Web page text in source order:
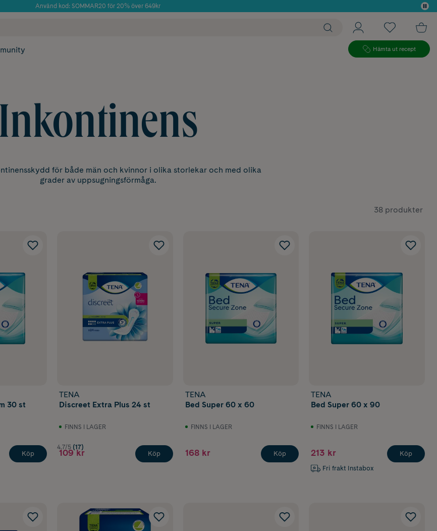
Använd kod: SOMMAR20 för 20% över 649kr
Hämta ut recept
Inkontinens
för både män och kvinnor i olika storlekar och med olika
grader av uppsugningsförmåga.
38 produkter
30 st
Köp
TENA
Discreet Extra Plus 24 st
FINNS I LAGER
4.7/5 (17)
109 kr Köp
TENA
Bed Super 60 x 60
FINNS I LAGER
168 kr Köp
TENA
Bed Super 60 x 90
FINNS I LAGER
213 kr
Fri frakt Instabox
Köp